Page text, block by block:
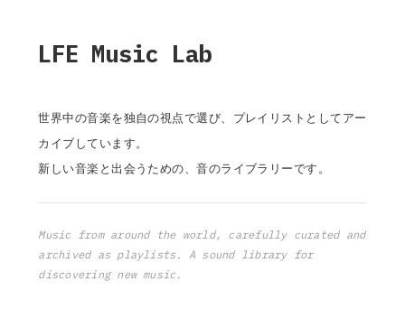
LFE Music Lab
世界中の音楽を独自の視点で選び、プレイリストとしてアー
カイブしています。
新しい音楽と出会うための、音のライブラリーです。
Music from around the world, carefully curated and
archived as playlists. A sound library for
discovering new music.